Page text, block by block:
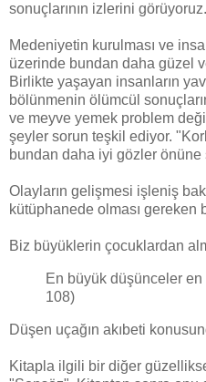
sonuçlarının izlerini
Medeniyetin kurulması ve
üzerinde bundan daha güzel
Birlikte yaşayan insanların
bölünmenin ölümcül
ve meyve yemek problem
şeyler sorun teşkil ediyor.
bundan daha iyi gözler önüne
Olayların gelişmesi işleniş
kütüphanede olması gereken
Biz büyüklerin çocuklardan
En büyük düşünceler en
108)
Düşen uçağın akıbeti
Kitapla ilgili bir diğer